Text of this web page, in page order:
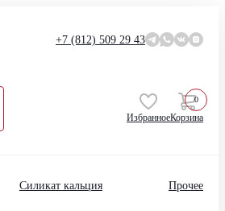
+7 (812) 509 29 43
ИзбранноеКорзина
0
Силикат кальция Прочее